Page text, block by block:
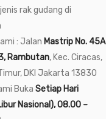
rak gudang di
: Jalan Mastrip No. 45A
Rambutan, Kec. Ciracas,
DKI Jakarta 13830
Buka Setiap Hari
Nasional), 08.00 –